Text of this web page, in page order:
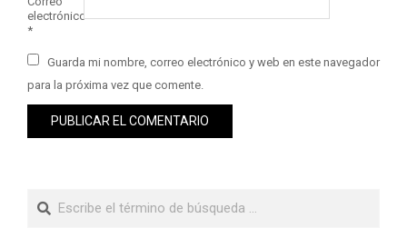
electrónico
*
Guarda mi nombre, correo electrónico y web en este navegador
para la próxima vez que comente.